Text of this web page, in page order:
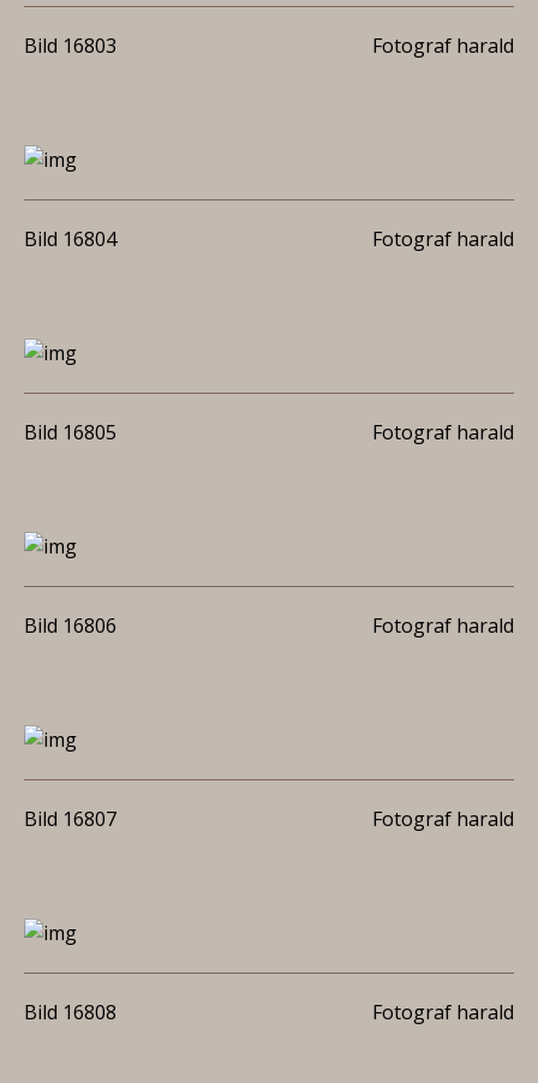
Bild 16803 Fotograf harald
Bild 16804 Fotograf harald
Bild 16805 Fotograf harald
Bild 16806 Fotograf harald
Bild 16807 Fotograf harald
Bild 16808 Fotograf harald